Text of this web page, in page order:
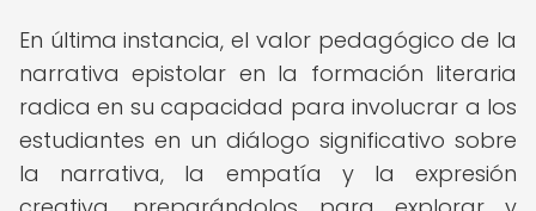
En última instancia, el valor pedagógico de la
narrativa epistolar en la formación literaria
radica en su capacidad para involucrar a los
estudiantes en un diálogo significativo sobre
la narrativa, la empatía y la expresión